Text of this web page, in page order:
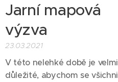
Jarní mapová
výzva
23.03.2021
V této nelehké době je velmi
důležité, abychom se všichni